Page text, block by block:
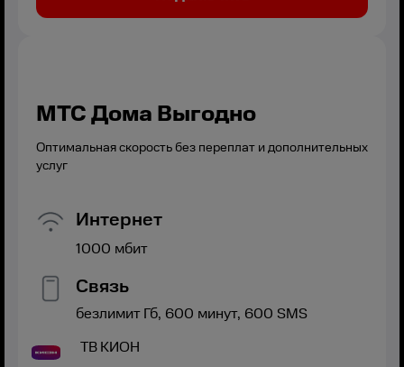
МТС Дома Выгодно
Оптимальная скорость без переплат и дополнительных
услуг
Интернет
1000 мбит
Связь
безлимитГб, 600 минут, 600 SMS
ТВКИОН